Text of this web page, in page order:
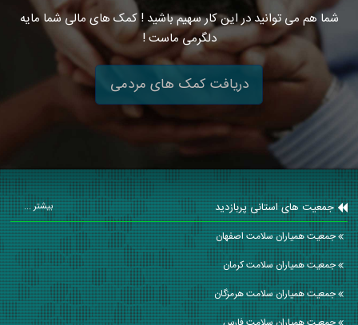
شما هم می توانید در این کار سهیم باشید ! کمک های مالی شما مایه
دلگرمی ماست !
دریافت کمک های مردمی
جمعیت های استانی پربازدید بیشتر ...
جمعیت همیاران سلامت اصفهان
جمعیت همیاران سلامت كرمان
جمعیت همیاران سلامت هرمزگان